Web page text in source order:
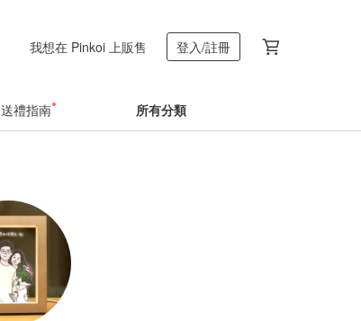
我想在 Pinkoi 上販售 登入/註冊
送禮指南 所有分類